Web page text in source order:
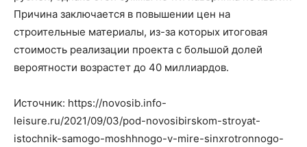
Причина заключается в повышении цен на
строительные материалы, из-за которых итоговая
стоимость реализации проекта с большой долей
вероятности возрастет до 40 миллиардов.
Источник: https://novosib.info-
leisure.ru/2021/09/03/pod-novosibirskom-stroyat-
istochnik-samogo-moshhnogo-v-mire-sinxrotronnogo-